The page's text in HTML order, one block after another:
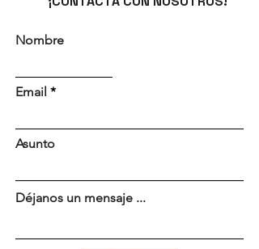
Nombre
Email
Asunto
Déjanos un mensaje ...